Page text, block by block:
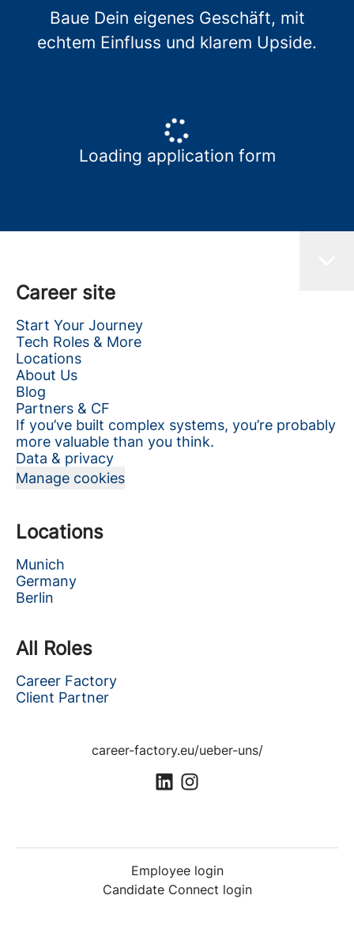
Baue Dein eigenes Geschäft, mit
echtem Einfluss und klarem Upside.
Loading application form
Career site
Start Your Journey
Tech Roles & More
Locations
About Us
Blog
Partners & CF
If you’ve built complex systems, you’re probably
more valuable than you think.
Data & privacy
Manage cookies
Locations
Munich
Germany
Berlin
All Roles
Career Factory
Client Partner
career-factory.eu/ueber-uns/
Employee login
Candidate Connect login